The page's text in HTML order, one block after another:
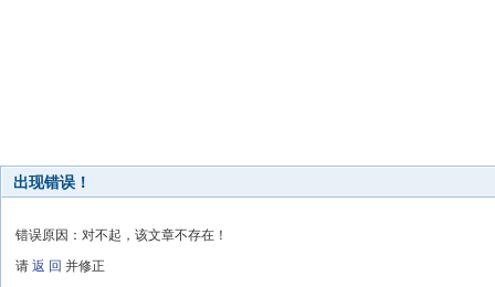
出现错误！
错误原因：对不起，该文章不存在！
请 返 回 并修正